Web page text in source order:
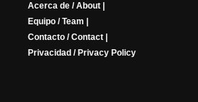
Acerca de / About |
Equipo / Team |
Contacto / Contact |
Privacidad / Privacy Policy